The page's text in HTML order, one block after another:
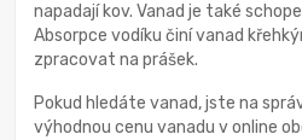
napadají kov. Vanad je také
Absorpce vodíku činí vanad
zpracovat na prášek.
Pokud hledáte vanad, jste na
výhodnou cenu vanadu v online